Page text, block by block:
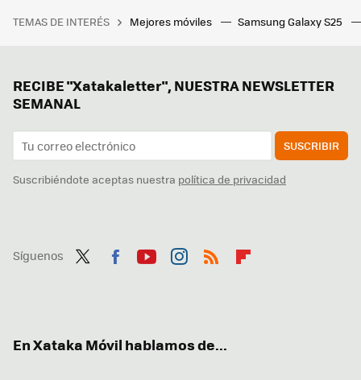
TEMAS DE INTERÉS Mejores móviles Samsung Galaxy S25
RECIBE "Xatakaletter", NUESTRA NEWSLETTER
SEMANAL
SUSCRIBIR
Suscribiéndote aceptas nuestra política de privacidad
Síguenos
En Xataka Móvil hablamos de...